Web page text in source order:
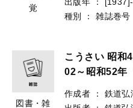
覚
種別
： 雑誌巻号
図書・雑
こうさい 昭和
02～昭和52年
作成者 ：
鉄道弘